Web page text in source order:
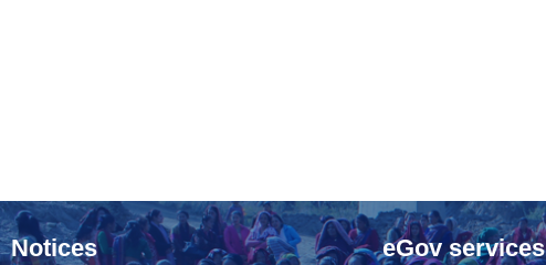
Notices eGov services